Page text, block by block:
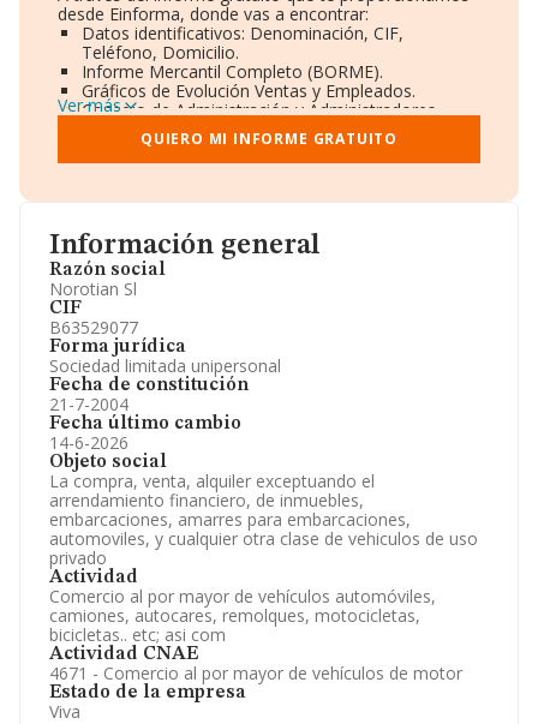
Información general
Razón social
Norotian Sl
CIF
B63529077
Forma jurídica
Sociedad limitada unipersonal
Fecha de constitución
21-7-2004
Fecha último cambio
14-6-2026
Objeto social
La compra, venta, alquiler exceptuando el
arrendamiento financiero, de inmuebles,
embarcaciones, amarres para embarcaciones,
automoviles, y cualquier otra clase de vehiculos de uso
privado
Actividad
Comercio al por mayor de vehículos automóviles,
camiones, autocares, remolques, motocicletas,
bicicletas.. etc; asi com
Actividad CNAE
4671 - Comercio al por mayor de vehículos de motor
Estado de la empresa
Viva
desde Einforma, donde vas a encontrar:
Datos identificativos: Denominación, CIF,
Teléfono, Domicilio.
Informe Mercantil Completo (BORME).
Gráficos de Evolución Ventas y Empleados.
Consejo de Administración y Administradores.
Directivos y Ejecutivos.
Accionistas.
Participaciones y Vinculaciones en otras empresas.
Información oficial y registral complementaria.
Ver más
QUIERO MI INFORME GRATUITO